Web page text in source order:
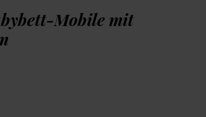
Mobile mit
filigranen, minimalistischen Design